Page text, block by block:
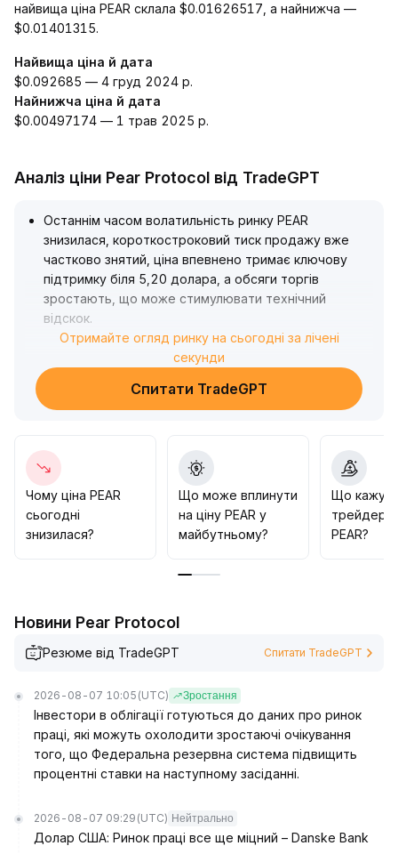
найвища ціна PEAR склала $0.01626517, а найнижча —
$0.01401315.
Найвища ціна й дата
$0.092685 — 4 груд 2024 р.
Найнижча ціна й дата
$0.00497174 — 1 трав 2025 р.
Аналіз ціни Pear Protocol від TradeGPT
Останнім часом волатильність ринку PEAR
знизилася, короткостроковий тиск продажу вже
частково знятий, ціна впевнено тримає ключову
підтримку біля 5,20 долара, а обсяги торгів
зростають, що може стимулювати технічний
відскок.
У короткостроковій перспективі перший рівень
опору розташований на 5,85 долара
Рекомендується розділяти купівлі поетапно після
підтвердження підтримки, коригувати позиції згідно
попередніх максимумах і суворо виставляти стоп-
збиток, щоб уникнути ризиків повторного падіння,
викликаних емоціями ринку.
Отримайте огляд ринку на сьогодні за лічені
секунди
Спитати TradeGPT
Чому ціна PEAR
сьогодні
знизилася?
Що може вплинути
на ціну PEAR у
майбутньому?
Що
трейдери
PEAR?
Новини Pear Protocol
Резюме від TradeGPT Спитати TradeGPT
2026-08-07 10:05 (UTC) Зростання
Інвестори в облігації готуються до даних про ринок
праці, які можуть охолодити зростаючі очікування
того, що Федеральна резервна система підвищить
процентні ставки на наступному засіданні.
2026-08-07 09:29 (UTC) Нейтрально
Долар США: Ринок праці все ще міцний – Danske Bank